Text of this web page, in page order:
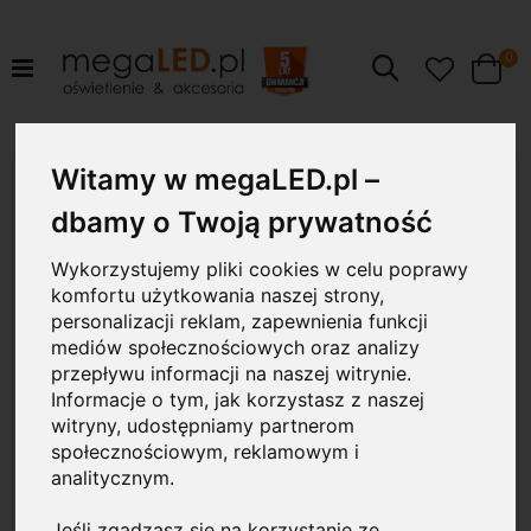
Witamy w megaLED.pl –
dbamy o Twoją prywatność
Wykorzystujemy pliki cookies w celu poprawy
komfortu użytkowania naszej strony,
personalizacji reklam, zapewnienia funkcji
mediów społecznościowych oraz analizy
przepływu informacji na naszej witrynie.
Informacje o tym, jak korzystasz z naszej
witryny, udostępniamy partnerom
społecznościowym, reklamowym i
analitycznym.
Szukaj Cart
0
Przejdź
galerii
2W